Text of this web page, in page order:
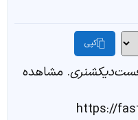
کپی
. مشاهده
https://